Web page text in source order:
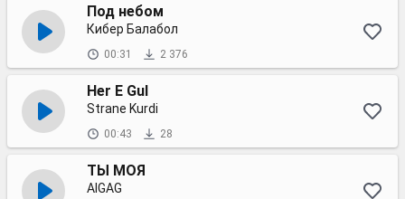
Под небом
Кибер Балабол
00:31 2 376
Her E Gul
Strane Kurdi
00:43 28
ТЫ МОЯ
AIGAG